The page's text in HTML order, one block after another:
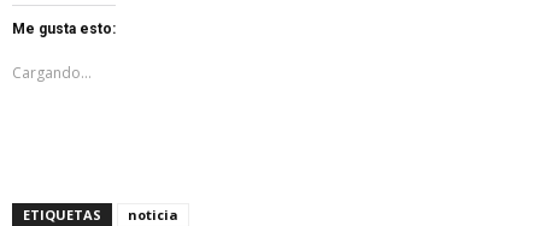
en
Twitter
(Se
en
en
Facebook
(Se
Me gusta esto:
Cargando...
ETIQUETAS noticia